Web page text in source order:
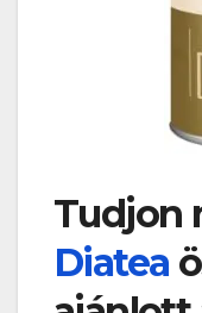
Tudjon
Diatea